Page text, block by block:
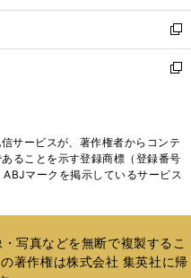
開
く
ウ
で
開
く
ン
ド
ウ
で
ウ
ィ
ン
ド
く
新
し
い
ド
ウ
で
新
ィ
ン
ド
開
く
サービスが、著作権者からコンテ
ることを示す登録商標（登録番号
マークを掲示しているサービス
写真などを無断で複製するこ
著作権は株式会社 集英社に帰